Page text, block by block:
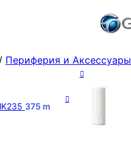
/ Периферия и Аксессуары
375 m